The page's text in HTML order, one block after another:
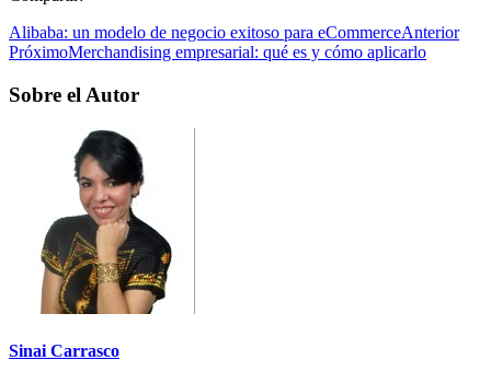
Alibaba: un modelo de negocio exitoso para eCommerceAnterior
PróximoMerchandising empresarial: qué es y cómo aplicarlo
Sobre el Autor
Sinai Carrasco